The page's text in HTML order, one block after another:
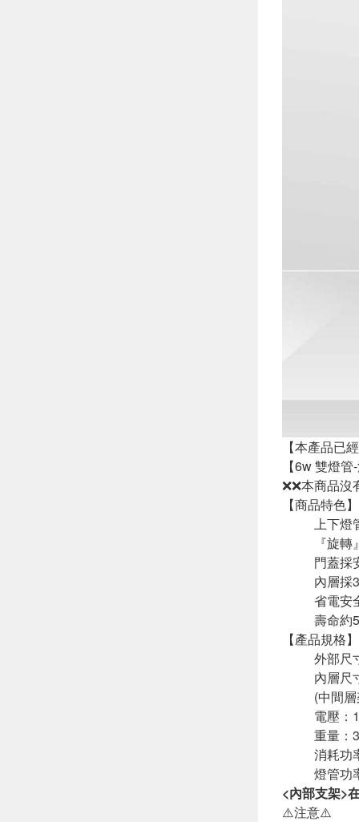
【本產品已
【6w 雙燈
❌❌本商品
【商品特色】
上下燈
『旋
門蓋採
內層採
省電安
壽命約
【產品規格】
外部尺
內層尺
(中間
電壓：
重量：
消耗功
燈管功
<內部支架>
⚠️注意⚠️